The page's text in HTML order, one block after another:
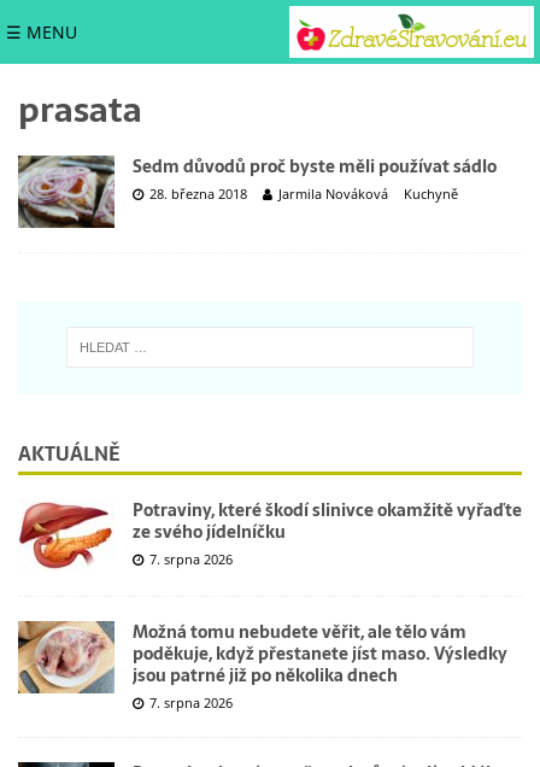
☰ MENU
prasata
Sedm důvodů proč byste měli používat sádlo
28. března 2018 Jarmila Nováková Kuchyně
AKTUÁLNĚ
Potraviny, které škodí slinivce okamžitě vyřaďte
ze svého jídelníčku
7. srpna 2026
Možná tomu nebudete věřit, ale tělo vám
poděkuje, když přestanete jíst maso. Výsledky
jsou patrné již po několika dnech
7. srpna 2026